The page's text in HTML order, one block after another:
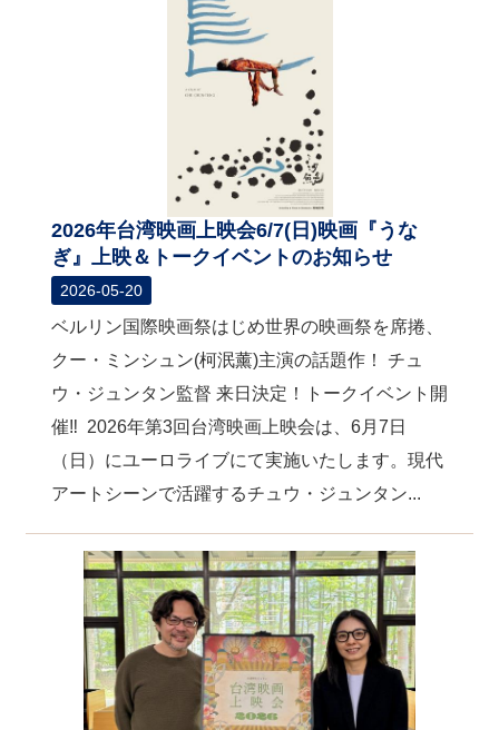
2026年台湾映画上映会6/7(日)映画『うな
ぎ』上映＆トークイベントのお知らせ
2026-05-20
ベルリン国際映画祭はじめ世界の映画祭を席捲、
クー・ミンシュン(柯泯薰)主演の話題作！ チュ
ウ・ジュンタン監督 来日決定！トークイベント開
催‼ 2026年第3回台湾映画上映会は、6月7日
（日）にユーロライブにて実施いたします。現代
アートシーンで活躍するチュウ・ジュンタン...